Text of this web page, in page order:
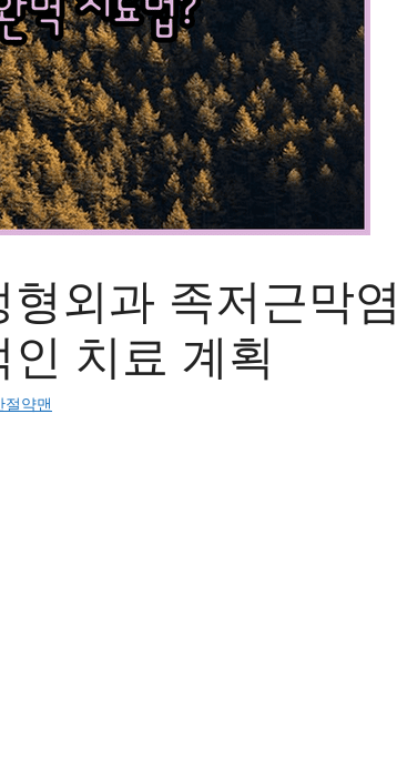
형외과 족저근막
치료 계획
절약맨